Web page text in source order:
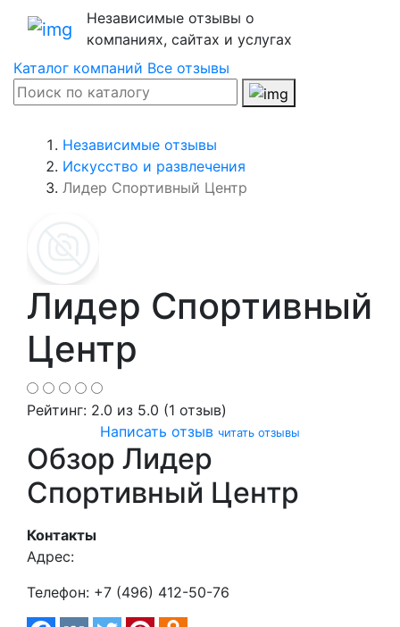
Независимые отзывы о
компаниях, сайтах и услугах
Каталог компаний Все отзывы
Независимые отзывы
Искусство и развлечения
Лидер Спортивный Центр
Лидер Спортивный
Центр
Рейтинг: 2.0 из 5.0 (1 отзыв)
Написать отзыв читать отзывы
Обзор Лидер
Спортивный Центр
Контакты
Адрес:
Телефон: +7 (496) 412-50-76